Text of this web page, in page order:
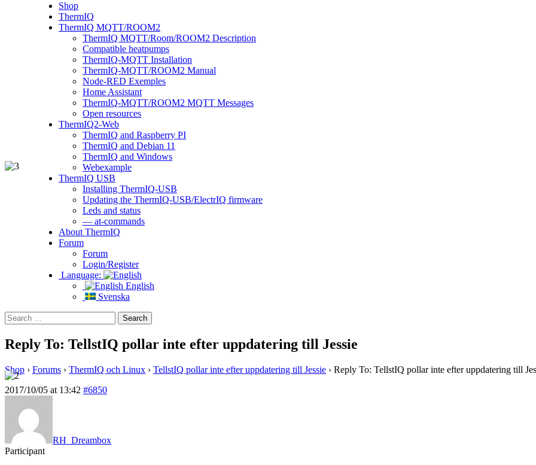
Shop
ThermIQ
ThermIQ MQTT/ROOM2
ThermIQ MQTT/Room/ROOM2 Description
Compatible heatpumps
ThermIQ-MQTT Installation
ThermIQ-MQTT/ROOM2 Manual
Node-RED Exemples
Home Assistant
ThermIQ-MQTT/ROOM2 MQTT Messages
Open resources
ThermIQ2-Web
ThermIQ and Raspberry PI
ThermIQ and Debian 11
ThermIQ and Windows
Webexample
ThermIQ USB
Installing ThermIQ-USB
Updating the ThermIQ-USB/ElectrIQ firmware
Leds and status
— at-commands
About ThermIQ
Forum
Forum
Login/Register
Language:
English
Svenska
Search
for:
Reply To: TellstIQ pollar inte efter uppdatering till Jessie
Shop › Forums › ThermIQ och Linux › TellstIQ pollar inte efter uppdatering till Jessie › Reply To: TellstIQ pollar inte efter uppdatering till
2017/10/05 at 13:42 #6850
RH_Dreambox
Participant